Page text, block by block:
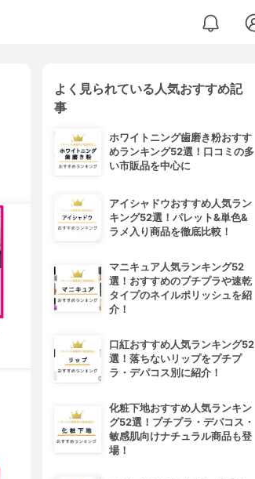
よく見られている人気おすすめ記
事
ホワイトニング歯磨き粉おすす
めランキング52選！口コミの多
い市販品を中心に
アイシャドウおすすめ人気ラン
キング52選！パレット&単色&
ラメ入り商品を徹底比較！
マニキュア人気ランキング52
選！おすすめのプチプラや速乾
タイプのネイルポリッシュを紹
介！
口紅おすすめ人気ランキング52
選！落ちないリップをプチプ
ラ・デパコス別に紹介！
化粧下地おすすめ人気ランキン
グ52選！プチプラ・デパコス・
敏感肌向けナチュラル商品も登
場！